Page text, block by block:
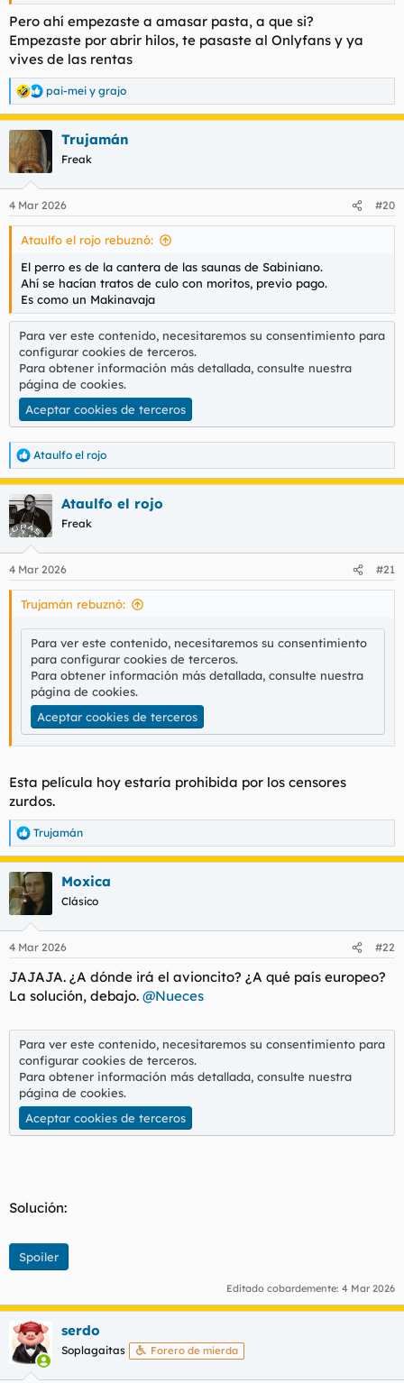
Pero ahí empezaste a amasar pasta, a que si?
Empezaste por abrir hilos, te pasaste al Onlyfans y ya
vives de las rentas
R
e
a
c
c
i
e
s
pai-mei y grajo
Trujamán
Freak
4 Mar 2026 #20
Ataulfo el rojo rebuznó:
El perro es de la cantera de las saunas de Sabiniano.
Ahí se hacían tratos de culo con moritos, previo pago.
Es como un Makinavaja
Para ver este contenido, necesitaremos su consentimiento para
configurar cookies de terceros.
Para obtener información más detallada, consulte nuestra
página de cookies.
Aceptar cookies de terceros
R
e
a
c
c
i
e
s
Ataulfo el rojo
Ataulfo el rojo
Freak
4 Mar 2026 #21
Trujamán rebuznó:
Para ver este contenido, necesitaremos su consentimiento
para configurar cookies de terceros.
Para obtener información más detallada, consulte nuestra
página de cookies.
Aceptar cookies de terceros
Esta película hoy estaría prohibida por los censores
zurdos.
R
e
a
c
c
i
e
:
Trujamán
Moxica
Clásico
4 Mar 2026 #22
JAJAJA. ¿A dónde irá el avioncito? ¿A qué país europeo?
La solución, debajo. @Nueces
Para ver este contenido, necesitaremos su consentimiento para
configurar cookies de terceros.
Para obtener información más detallada, consulte nuestra
página de cookies.
Aceptar cookies de terceros
Solución:
Spoiler
Editado cobardemente: 4 Mar 2026
serdo
Soplagaitas Forero de mierda